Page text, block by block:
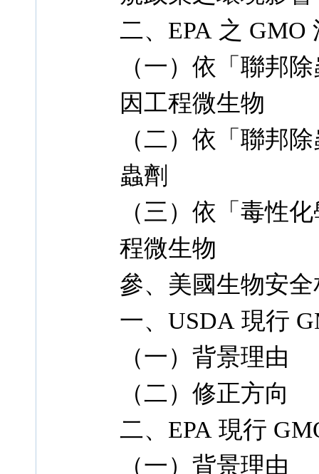
二、EPA 之 GMO
（一）依「聯邦
因工程微生物
（二）依「聯邦
蟲劑
（三）依「毒性
程微生物
參、美國生物安
一、USDA 現行
（一）背景理由
（二）修正方向
二、EPA 現行
（一）背景理由